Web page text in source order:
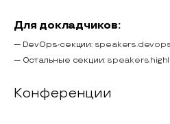
Для докладчиков:
— DevOps-секции:
— Остальные секции:
Конференции